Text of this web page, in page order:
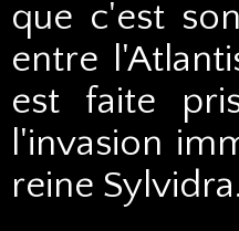
que c'est
entre
est faite
l'invasion
reine